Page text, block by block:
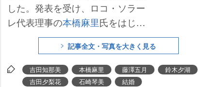
した。発表を受け、ロコ・ソラー
レ代表理事の本橋麻里氏をはじ
藤澤五月選手、鈴木夕湖選
吉田夕梨花選手、石崎琴美選
手が27日、祝福の言葉をおくっ
た。
記事全文・写真を大きく見る
吉田知那美 本橋麻里 藤澤五月
鈴木夕湖
吉田夕梨花
石崎琴美 結婚